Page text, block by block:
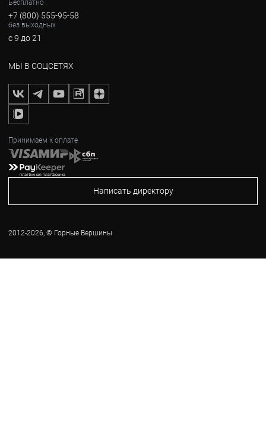
Бесплатно
+7 (800) 555-95-58
без выходных
с 9 до 21
МЫ В СОЦСЕТЯХ
Принимаем к оплате
Написать директору
2012-2026, © Горные Вершины